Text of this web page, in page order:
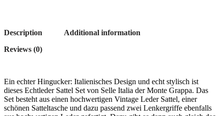
Description
Additional information
Reviews (0)
Ein echter Hingucker: Italienisches Design und echt stylisch ist
dieses Echtleder Sattel Set von Selle Italia der Monte Grappa. Das
Set besteht aus einen hochwertigen Vintage Leder Sattel, einer
schönen Satteltasche und dazu passend zwei Lenkergriffe ebenfalls